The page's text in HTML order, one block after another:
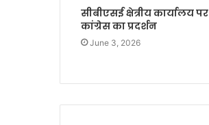
सीबीएसई क्षेत्रीय कार्यालय पर
कांग्रेस का प्रदर्शन
June 3, 2026